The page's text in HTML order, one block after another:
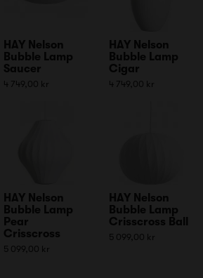
HAY Nelson
Bubble Lamp
Saucer
4 749,00 kr
HAY Nelson
Bubble Lamp
Cigar
4 749,00 kr
HAY Nelson
Bubble Lamp
Pear
Crisscross
5 099,00 kr
HAY Nelson
Bubble Lamp
Crisscross Ball
5 099,00 kr